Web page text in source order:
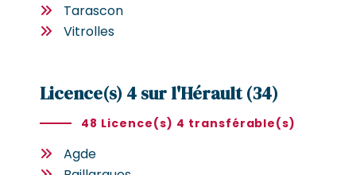
Tarascon
Vitrolles
Licence(s) 4 sur l'Hérault (34)
48 Licence(s) 4 transférable(s)
Agde